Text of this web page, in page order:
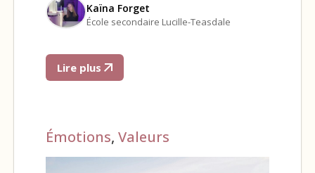
Kaïna Forget
École secondaire Lucille-Teasdale
Lire plus
Émotions, Valeurs